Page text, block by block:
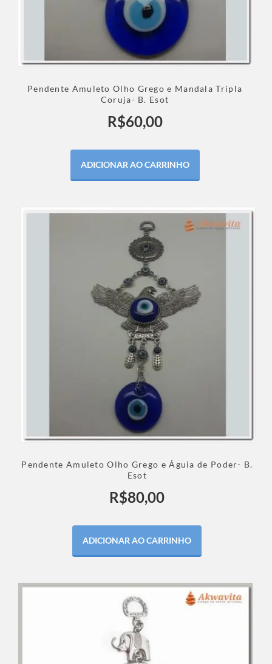
Pendente Amuleto Olho Grego e Mandala Tripla
Coruja- B. Esot
R$60,00
ADICIONAR AO CARRINHO
Pendente Amuleto Olho Grego e Águia de Poder- B.
Esot
R$80,00
ADICIONAR AO CARRINHO